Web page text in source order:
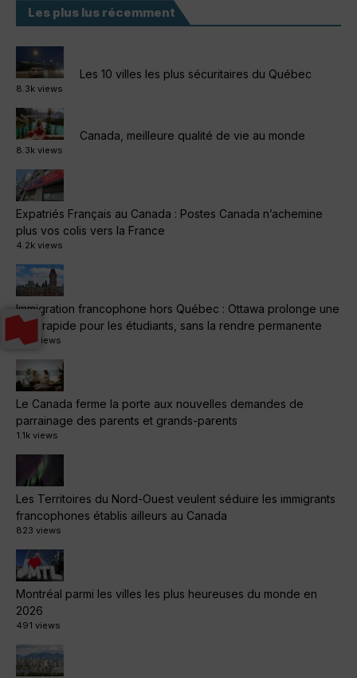
Les plus lus récemment
Les 10 villes les plus sécuritaires du Québec
8.3k views
Canada, meilleure qualité de vie au monde
8.3k views
Expatriés Français au Canada : Postes Canada n’achemine
plus vos colis vers la France
4.2k views
Immigration francophone hors Québec : Ottawa prolonge une
voie rapide pour les étudiants, sans la rendre permanente
1.4k views
Le Canada ferme la porte aux nouvelles demandes de
parrainage des parents et grands-parents
1.1k views
Les Territoires du Nord-Ouest veulent séduire les immigrants
francophones établis ailleurs au Canada
823 views
Montréal parmi les villes les plus heureuses du monde en
2026
491 views